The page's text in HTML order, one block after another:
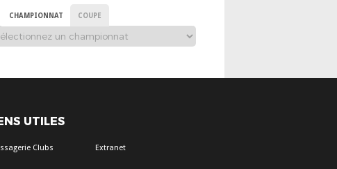
CHAMPIONNAT COUPE
UTILES
Clubs Extranet